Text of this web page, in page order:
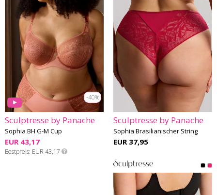
-40%
Sculptresse by Panache
Sophia BH G-M Cup
EUR 43,17
Bestpreis EUR 43,17
Sculptresse by Panache
Sophia Brasilianischer String
EUR 37,95